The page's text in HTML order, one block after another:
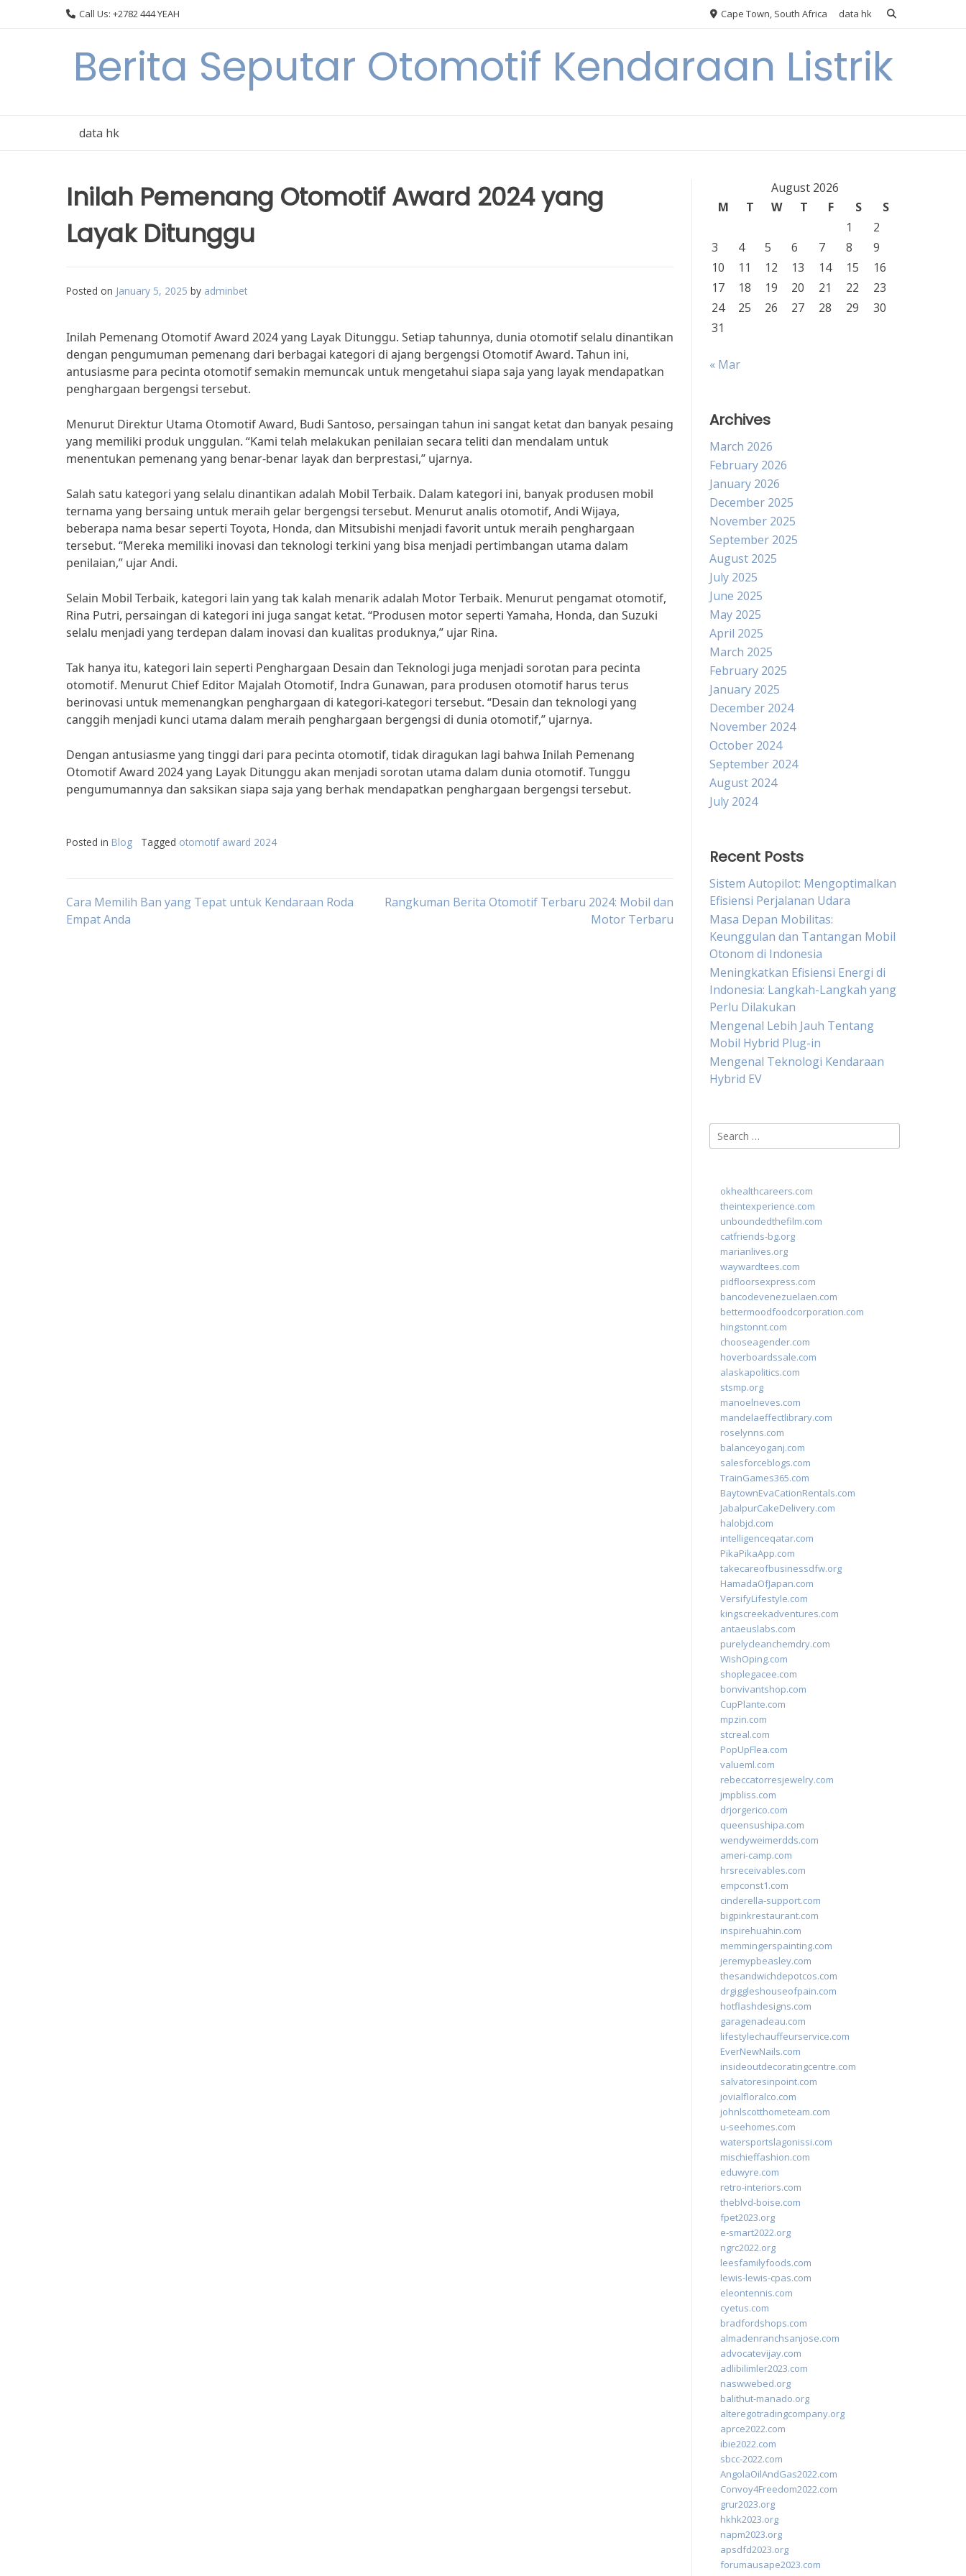
Call Us: +2782 444 YEAH Cape Town, South Africa data hk
Berita Seputar Otomotif Kendaraan Listrik
data hk
Inilah Pemenang Otomotif Award 2024 yang
Layak Ditunggu
Posted on January 5, 2025 by adminbet
Inilah Pemenang Otomotif Award 2024 yang Layak Ditunggu. Setiap tahunnya, dunia otomotif selalu dinantikan
dengan pengumuman pemenang dari berbagai kategori di ajang bergengsi Otomotif Award. Tahun ini,
antusiasme para pecinta otomotif semakin memuncak untuk mengetahui siapa saja yang layak mendapatkan
penghargaan bergengsi tersebut.
Menurut Direktur Utama Otomotif Award, Budi Santoso, persaingan tahun ini sangat ketat dan banyak pesaing
yang memiliki produk unggulan. “Kami telah melakukan penilaian secara teliti dan mendalam untuk
menentukan pemenang yang benar-benar layak dan berprestasi,” ujarnya.
Salah satu kategori yang selalu dinantikan adalah Mobil Terbaik. Dalam kategori ini, banyak produsen mobil
ternama yang bersaing untuk meraih gelar bergengsi tersebut. Menurut analis otomotif, Andi Wijaya,
beberapa nama besar seperti Toyota, Honda, dan Mitsubishi menjadi favorit untuk meraih penghargaan
tersebut. “Mereka memiliki inovasi dan teknologi terkini yang bisa menjadi pertimbangan utama dalam
penilaian,” ujar Andi.
Selain Mobil Terbaik, kategori lain yang tak kalah menarik adalah Motor Terbaik. Menurut pengamat otomotif,
Rina Putri, persaingan di kategori ini juga sangat ketat. “Produsen motor seperti Yamaha, Honda, dan Suzuki
selalu menjadi yang terdepan dalam inovasi dan kualitas produknya,” ujar Rina.
Tak hanya itu, kategori lain seperti Penghargaan Desain dan Teknologi juga menjadi sorotan para pecinta
otomotif. Menurut Chief Editor Majalah Otomotif, Indra Gunawan, para produsen otomotif harus terus
berinovasi untuk memenangkan penghargaan di kategori-kategori tersebut. “Desain dan teknologi yang
canggih menjadi kunci utama dalam meraih penghargaan bergengsi di dunia otomotif,” ujarnya.
Dengan antusiasme yang tinggi dari para pecinta otomotif, tidak diragukan lagi bahwa Inilah Pemenang
Otomotif Award 2024 yang Layak Ditunggu akan menjadi sorotan utama dalam dunia otomotif. Tunggu
pengumumannya dan saksikan siapa saja yang berhak mendapatkan penghargaan bergengsi tersebut.
Posted in Blog Tagged otomotif award 2024
Post
Cara Memilih Ban yang Tepat untuk Kendaraan Roda
Empat Anda
Rangkuman Berita Otomotif Terbaru 2024: Mobil dan
Motor Terbaru
August 2026
M
T W T F S
S
1
2
3
4 5 6 7 8
9
10
11 12 13 14 15
16
17
18 19 20 21 22
23
24
25 26 27 28 29
30
31
« Mar
Archives
March 2026
February 2026
January 2026
December 2025
November 2025
September 2025
August 2025
July 2025
June 2025
May 2025
April 2025
March 2025
February 2025
January 2025
December 2024
November 2024
October 2024
September 2024
August 2024
July 2024
Recent Posts
Sistem Autopilot: Mengoptimalkan
Efisiensi Perjalanan Udara
Masa Depan Mobilitas:
Keunggulan dan Tantangan Mobil
Otonom di Indonesia
Meningkatkan Efisiensi Energi di
Indonesia: Langkah-Langkah yang
Perlu Dilakukan
Mengenal Lebih Jauh Tentang
Mobil Hybrid Plug-in
Mengenal Teknologi Kendaraan
Hybrid EV
Search
for:
okhealthcareers.com
theintexperience.com
unboundedthefilm.com
catfriends-bg.org
marianlives.org
waywardtees.com
pidfloorsexpress.com
bancodevenezuelaen.com
bettermoodfoodcorporation.com
hingstonnt.com
chooseagender.com
hoverboardssale.com
alaskapolitics.com
stsmp.org
manoelneves.com
mandelaeffectlibrary.com
roselynns.com
balanceyoganj.com
salesforceblogs.com
TrainGames365.com
BaytownEvaCationRentals.com
JabalpurCakeDelivery.com
halobjd.com
intelligenceqatar.com
PikaPikaApp.com
takecareofbusinessdfw.org
HamadaOfJapan.com
VersifyLifestyle.com
kingscreekadventures.com
antaeuslabs.com
purelycleanchemdry.com
WishOping.com
shoplegacee.com
bonvivantshop.com
CupPlante.com
mpzin.com
stcreal.com
PopUpFlea.com
valueml.com
rebeccatorresjewelry.com
jmpbliss.com
drjorgerico.com
queensushipa.com
wendyweimerdds.com
ameri-camp.com
hrsreceivables.com
empconst1.com
cinderella-support.com
bigpinkrestaurant.com
inspirehuahin.com
memmingerspainting.com
jeremypbeasley.com
thesandwichdepotcos.com
drgiggleshouseofpain.com
hotflashdesigns.com
garagenadeau.com
lifestylechauffeurservice.com
EverNewNails.com
insideoutdecoratingcentre.com
salvatoresinpoint.com
jovialfloralco.com
johnlscotthometeam.com
u-seehomes.com
watersportslagonissi.com
mischieffashion.com
eduwyre.com
retro-interiors.com
theblvd-boise.com
fpet2023.org
e-smart2022.org
ngrc2022.org
leesfamilyfoods.com
lewis-lewis-cpas.com
eleontennis.com
cyetus.com
bradfordshops.com
almadenranchsanjose.com
advocatevijay.com
adlibilimler2023.com
naswwebed.org
balithut-manado.org
alteregotradingcompany.org
aprce2022.com
ibie2022.com
sbcc-2022.com
AngolaOilAndGas2022.com
Convoy4Freedom2022.com
grur2023.org
hkhk2023.org
napm2023.org
apsdfd2023.org
forumausape2023.com